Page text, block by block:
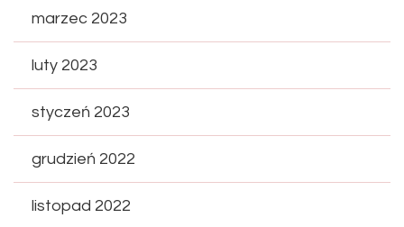
marzec 2023
luty 2023
styczeń 2023
grudzień 2022
listopad 2022